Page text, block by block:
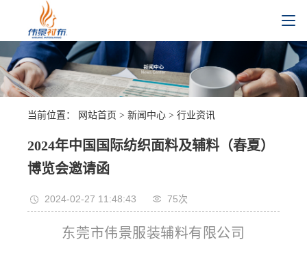
当前位置： 网站首页 > 新闻中心> 行业资讯
2024年中国国际纺织面料及辅料（春夏）
博览会邀请函
2024-02-27 11:48:43 75次
东莞市伟景服装辅料有限公司